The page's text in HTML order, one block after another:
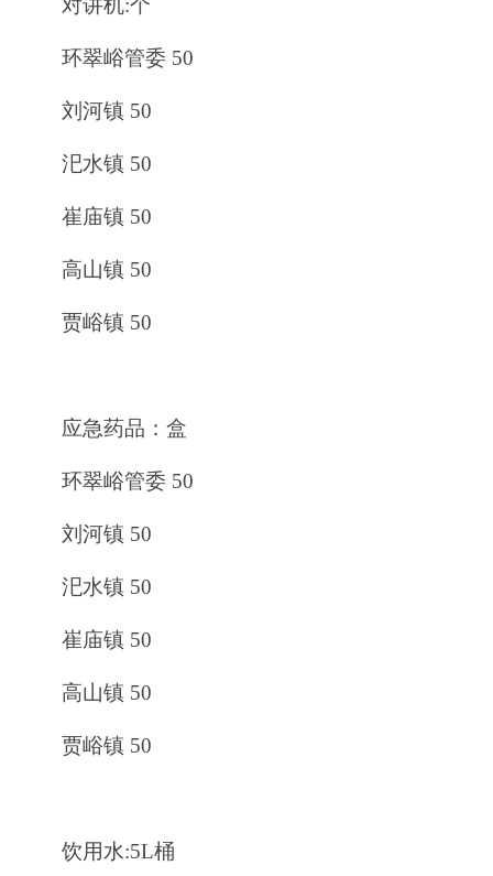
对讲机:个
环翠峪管委 50
刘河镇 50
汜水镇 50
崔庙镇 50
高山镇 50
贾峪镇 50
应急药品：盒
环翠峪管委 50
刘河镇 50
汜水镇 50
崔庙镇 50
高山镇 50
贾峪镇 50
饮用水:5L桶